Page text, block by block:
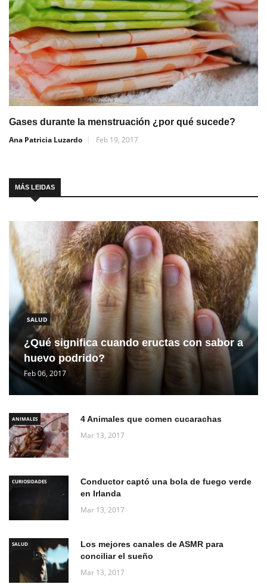
Gases durante la menstruación ¿por qué sucede?
Ana Patricia Luzardo
Feb 19, 2017
MÁS LEIDAS
SALUD
¿Qué significa cuando eructas con sabor a
huevo podrido?
Feb 06, 2017
ANIMALES 4 Animales que comen cucarachas
Mar 13, 2017
CURIOSIDADES
Conductor captó una bola de fuego verde
en Irlanda
Mar 13, 2017
SALUD
Los mejores canales de ASMR para
conciliar el sueño
Mar 13, 2017